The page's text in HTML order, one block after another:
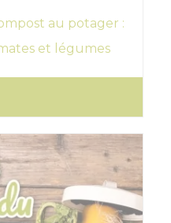
au potager :
et légumes